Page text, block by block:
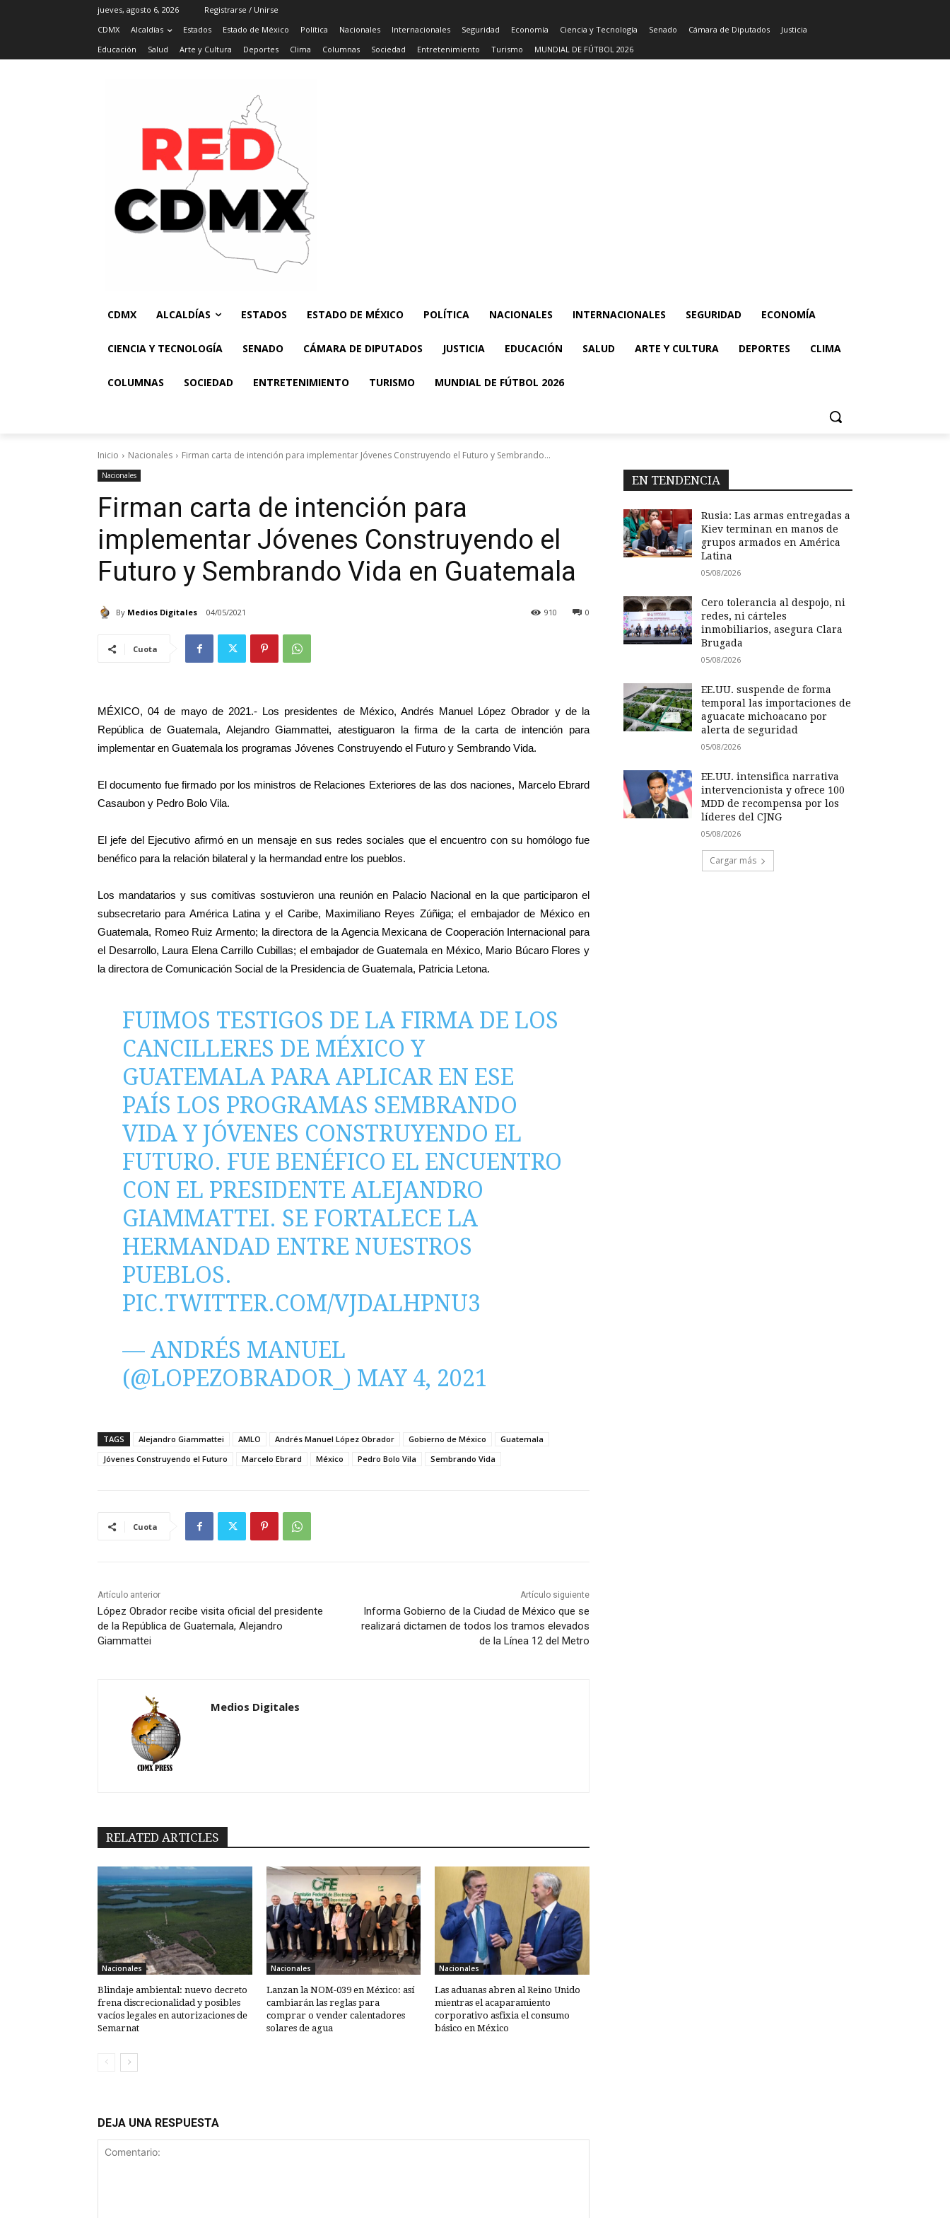
jueves, agosto 6, 2026
Registrarse / Unirse
CDMX
Alcaldías Estados Estado de México Política Nacionales Internacionales Seguridad Economía Ciencia y Tecnología Senado Cámara de Diputados
Justicia
Educación
Salud Arte y Cultura Deportes Clima Columnas Sociedad Entretenimiento Turismo MUNDIAL DE FÚTBOL 2026
CDMX ALCALDÍAS ESTADOS ESTADO DE MÉXICO POLÍTICA NACIONALES INTERNACIONALES SEGURIDAD ECONOMÍA
CIENCIA Y TECNOLOGÍA SENADO CÁMARA DE DIPUTADOS JUSTICIA EDUCACIÓN SALUD ARTE Y CULTURA DEPORTES CLIMA
COLUMNAS SOCIEDAD ENTRETENIMIENTO TURISMO MUNDIAL DE FÚTBOL 2026
Inicio Nacionales Firman carta de intención para implementar Jóvenes Construyendo el Futuro y Sembrando...
Nacionales
Firman carta de intención para
implementar Jóvenes Construyendo el
Futuro y Sembrando Vida en Guatemala
By Medios Digitales 04/05/2021 0
910
Cuota
MÉXICO, 04 de mayo de 2021.- Los presidentes de México, Andrés Manuel López Obrador y de la
República de Guatemala, Alejandro Giammattei, atestiguaron la firma de la carta de intención para
implementar en Guatemala los programas Jóvenes Construyendo el Futuro y Sembrando Vida.
El documento fue firmado por los ministros de Relaciones Exteriores de las dos naciones, Marcelo Ebrard
Casaubon y Pedro Bolo Vila.
El jefe del Ejecutivo afirmó en un mensaje en sus redes sociales que el encuentro con su homólogo fue
benéfico para la relación bilateral y la hermandad entre los pueblos.
Los mandatarios y sus comitivas sostuvieron una reunión en Palacio Nacional en la que participaron el
subsecretario para América Latina y el Caribe, Maximiliano Reyes Zúñiga; el embajador de México en
Guatemala, Romeo Ruiz Armento; la directora de la Agencia Mexicana de Cooperación Internacional para
el Desarrollo, Laura Elena Carrillo Cubillas; el embajador de Guatemala en México, Mario Búcaro Flores y
la directora de Comunicación Social de la Presidencia de Guatemala, Patricia Letona.
FUIMOS TESTIGOS DE LA FIRMA DE LOS
CANCILLERES DE MÉXICO Y
GUATEMALA PARA APLICAR EN ESE
PAÍS LOS PROGRAMAS SEMBRANDO
VIDA Y JÓVENES CONSTRUYENDO EL
FUTURO. FUE BENÉFICO EL ENCUENTRO
CON EL PRESIDENTE ALEJANDRO
GIAMMATTEI. SE FORTALECE LA
HERMANDAD ENTRE NUESTROS
PUEBLOS.
PIC.TWITTER.COM/VJDALHPNU3
— ANDRÉS MANUEL
(@LOPEZOBRADOR_) MAY 4, 2021
TAGS Alejandro Giammattei AMLO Andrés Manuel López Obrador Gobierno de México
Guatemala
Jóvenes Construyendo el Futuro
Marcelo Ebrard México Pedro Bolo Vila Sembrando Vida
Cuota
Artículo anterior
López Obrador recibe visita oficial del presidente
de la República de Guatemala, Alejandro
Giammattei
Artículo siguiente
Informa Gobierno de la Ciudad de México que se
realizará dictamen de todos los tramos elevados
de la Línea 12 del Metro
Medios Digitales
RELATED ARTICLES
Nacionales
Blindaje ambiental: nuevo decreto
frena discrecionalidad y posibles
vacíos legales en autorizaciones de
Semarnat
Nacionales
Lanzan la NOM-039 en México: así
cambiarán las reglas para
comprar o vender calentadores
solares de agua
Nacionales
Las aduanas abren al Reino Unido
mientras el acaparamiento
corporativo asfixia el consumo
básico en México
DEJA UNA RESPUESTA
EN TENDENCIA
Rusia: Las armas entregadas a
Kiev terminan en manos de
grupos armados en América
Latina
05/08/2026
Cero tolerancia al despojo, ni
redes, ni cárteles
inmobiliarios, asegura Clara
Brugada
05/08/2026
EE.UU. suspende de forma
temporal las importaciones de
aguacate michoacano por
alerta de seguridad
05/08/2026
EE.UU. intensifica narrativa
intervencionista y ofrece 100
MDD de recompensa por los
líderes del CJNG
05/08/2026
Cargar más